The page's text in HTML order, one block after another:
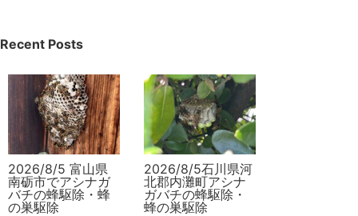
Recent Posts
2026/8/5 富山県
南砺市でアシナガ
バチの蜂駆除・蜂
の巣駆除
2026/8/5石川県河
北郡内灘町アシナ
ガバチの蜂駆除・
蜂の巣駆除